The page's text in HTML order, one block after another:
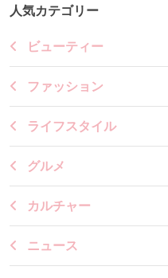
人気カテゴリー
ビューティー
ファッション
ライフスタイル
グルメ
カルチャー
ニュース